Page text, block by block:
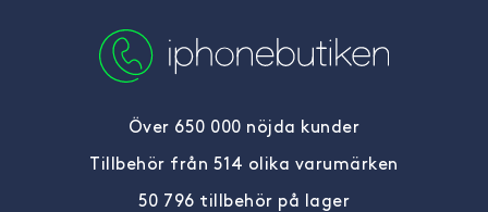
Över 650 000 nöjda kunder
Tillbehör från 514 olika varumärken
50 796 tillbehör på lager